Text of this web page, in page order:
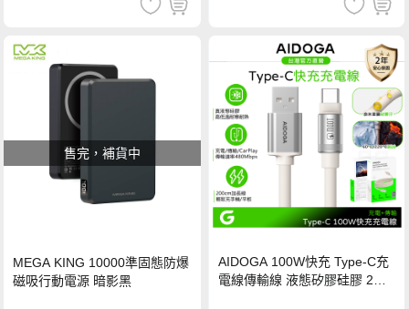
售完，補貨中
MEGA KING 10000準固態防爆
磁吸行動電源 暗影黑
AIDOGA 100W快充 Type-C充
電線傳輸線 液態矽膠硅膠 2M